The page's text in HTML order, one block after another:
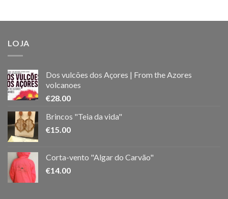
LOJA
Dos vulcões dos Açores | From the Azores
volcanoes
€28.00
Brincos "Teia da vida"
€15.00
Corta-vento "Algar do Carvão"
€14.00